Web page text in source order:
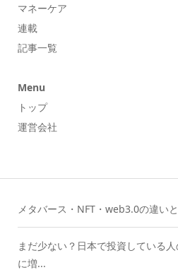
マネーケア
連載
記事一覧
Menu
トップ
運営会社
メタバース・NFT・web3.0の違い
まだ少ない？日本で投資している
に増...